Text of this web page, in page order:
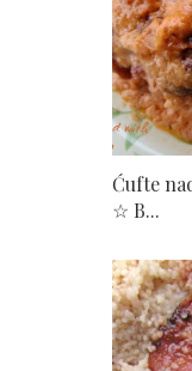
Ćufte
☆ B...